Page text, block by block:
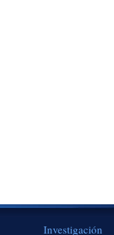
Investigación